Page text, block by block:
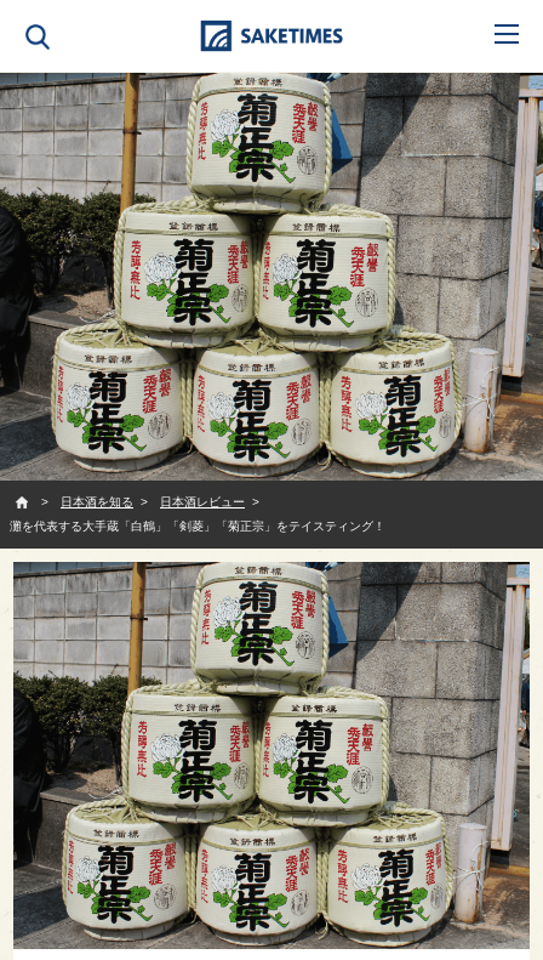
日本酒を知る
日本酒レビュー
灘を代表する大手蔵「白鶴」「剣菱」「菊正宗」をテイスティング！